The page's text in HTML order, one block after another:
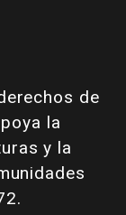
de
la
y la